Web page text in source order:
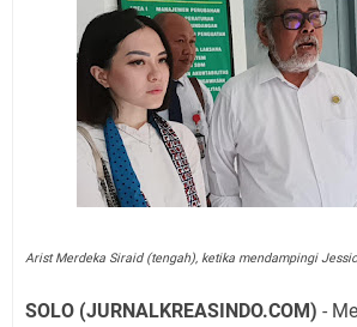
Arist Merdeka Siraid (tengah), ketika mendampingi
SOLO (JURNALKREASINDO.COM) -